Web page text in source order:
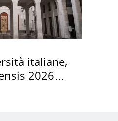
italiane,
2026